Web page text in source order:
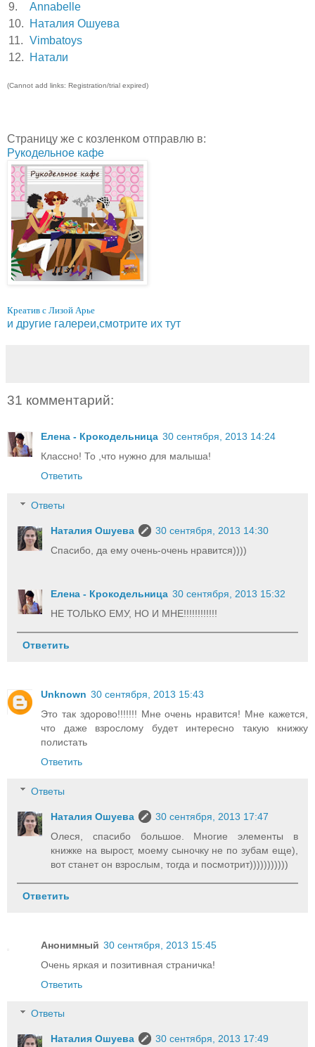
9.
Annabelle
10.
Наталия Ошуева
11. Vimbatoys
12.
Натали
(Cannot add links: Registration/trial expired)
Страницу же с козленком отправлю в:
Рукодельное кафе
Креатив с Лизой Арье
и другие галереи,смотрите их тут
31 комментарий:
Елена - Крокодельница 30 сентября, 2013 14:24
Классно! То ,что нужно для малыша!
Ответить
Ответы
Наталия Ошуева
30 сентября, 2013 14:30
Спасибо, да ему очень-очень нравится))))
Елена - Крокодельница 30 сентября, 2013 15:32
НЕ ТОЛЬКО ЕМУ, НО И МНЕ!!!!!!!!!!!!
Ответить
Unknown 30 сентября, 2013 15:43
Это так здорово!!!!!!! Мне очень нравится! Мне кажется,
что даже взрослому будет интересно такую книжку
полистать
Ответить
Ответы
Наталия Ошуева
30 сентября, 2013 17:47
Олеся, спасибо большое. Многие элементы в
книжке на вырост, моему сыночку не по зубам еще),
вот станет он взрослым, тогда и посмотрит)))))))))))
Ответить
Анонимный 30 сентября, 2013 15:45
Очень яркая и позитивная страничка!
Ответить
Ответы
Наталия Ошуева
30 сентября, 2013 17:49